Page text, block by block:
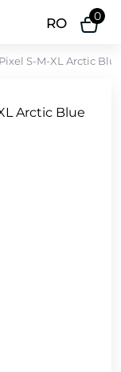
RO 0
S-M-XL Arctic